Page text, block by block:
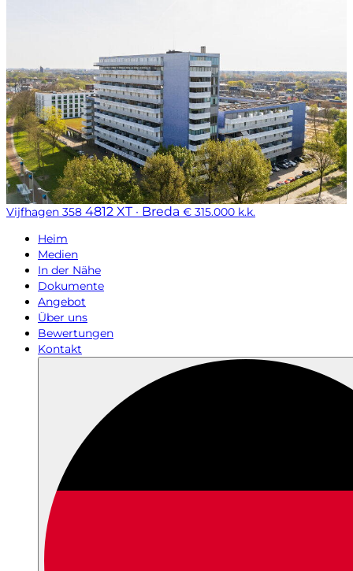
Vijfhagen 358 4812 XT · Breda € 315.000 k.k.
Heim
Medien
In der Nähe
Dokumente
Angebot
Über uns
Bewertungen
Kontakt